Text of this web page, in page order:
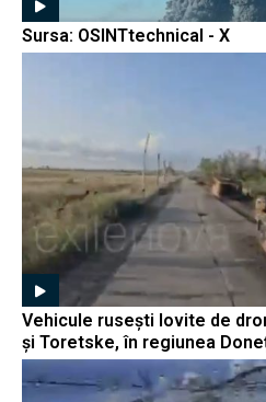
Sursa: OSINTtechnical - X
Vehicule rusești lovite de
și Toretske, în regiunea